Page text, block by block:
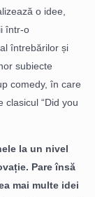
o idee,
într-o
întrebărilor și
subiecte
comedy, în care
“Did you
la un nivel
Pare însă
mai multe idei